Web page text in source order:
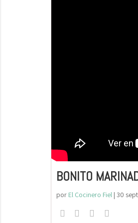
BONITO
por El Cocinero Fiel| 30